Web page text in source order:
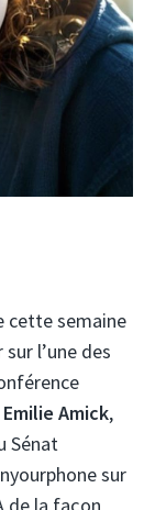
cette semaine
l’une des
Emilie Amick,
Sénat
sur
de la façon